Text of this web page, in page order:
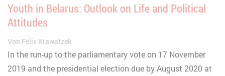
Youth in Belarus: Outlook on Life and Political
Attitudes
Von Félix Krawatzek
In the run-up to the parliamentary vote on 17 November
2019 and the presidential election due by August 2020 at